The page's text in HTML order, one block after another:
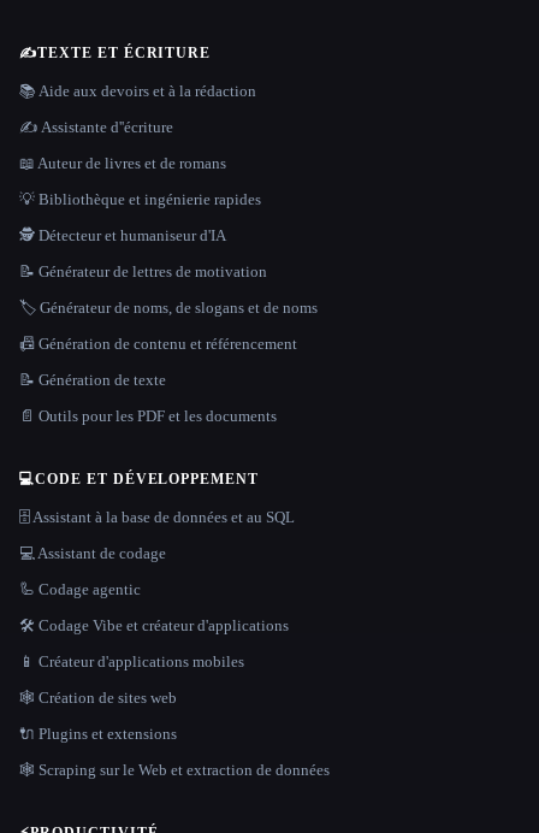
✍️TEXTE ET ÉCRITURE
📚 Aide aux devoirs et à la rédaction
✍️ Assistante d''écriture
📖 Auteur de livres et de romans
💡 Bibliothèque et ingénierie rapides
🕵️ Détecteur et humaniseur d'IA
📝 Générateur de lettres de motivation
🏷️ Générateur de noms, de slogans et de noms
📠 Génération de contenu et référencement
📝 Génération de texte
📄 Outils pour les PDF et les documents
💻CODE ET DÉVELOPPEMENT
🗄️ Assistant à la base de données et au SQL
💻 Assistant de codage
🦾 Codage agentic
🛠️ Codage Vibe et créateur d'applications
📱 Créateur d'applications mobiles
🕸 Création de sites web
🔌 Plugins et extensions
🕸️ Scraping sur le Web et extraction de données